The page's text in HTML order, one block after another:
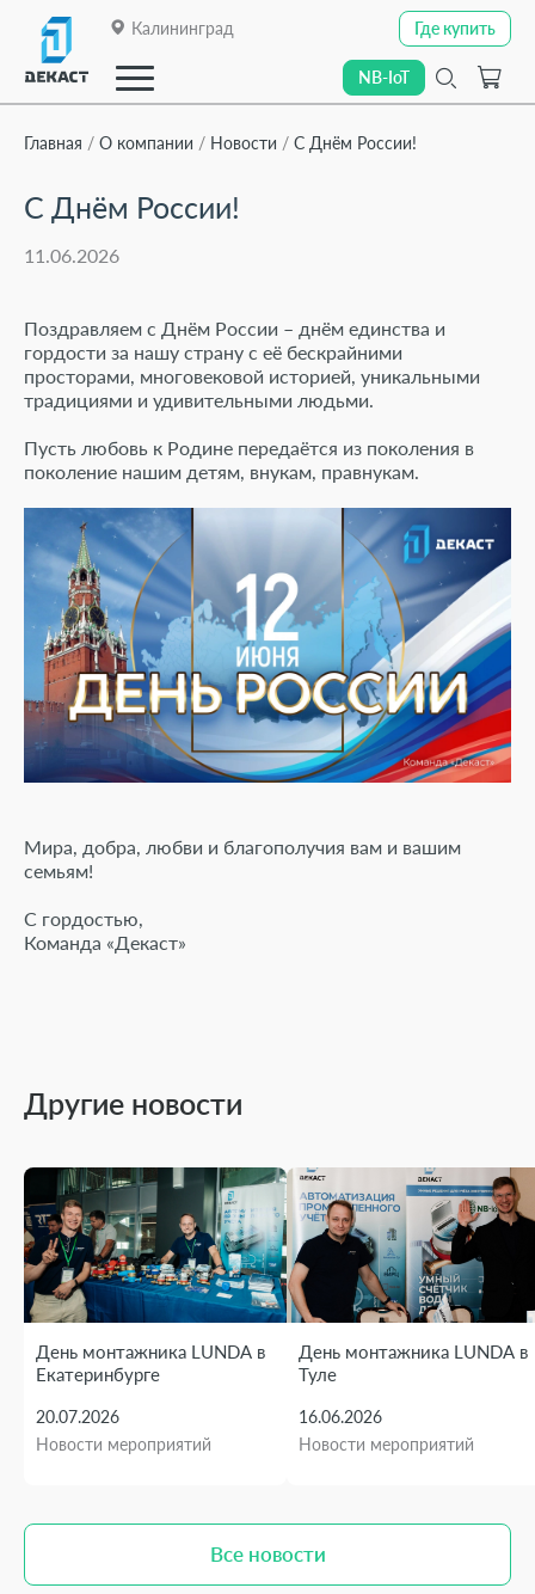
Калининград
Где купить
Где купить
NB-IoT
NB-IoT
О компании
Линейки приборов
Отраслевые решения
Технологии передачи данных
Дилерам
Специалистам
Программное обеспечение
NB-IoT
Сервис и поддержка
Работа в компании
Закрыть
О компании
Каталог
Линейки приборов
Технологии передачи данных
Дилерам
Специалистам
Программное обеспечение
NB-IoT
Документация
Работа в компании
Контакты
Главная О компании Новости С Днём России!
С Днём России!
11.06.2026
Поздравляем с Днём России – днём единства и
гордости за нашу страну с её бескрайними
просторами, многовековой историей, уникальными
традициями и удивительными людьми.
Пусть любовь к Родине передаётся из поколения в
поколение нашим детям, внукам, правнукам.
Мира, добра, любви и благополучия вам и вашим
семьям!
С гордостью,
Команда «Декаст»
Другие новости
День монтажника LUNDA в
Екатеринбурге
20.07.2026
Новости мероприятий
День монтажника LUNDA в
Туле
16.06.2026
Новости мероприятий
Все новости
Все новости